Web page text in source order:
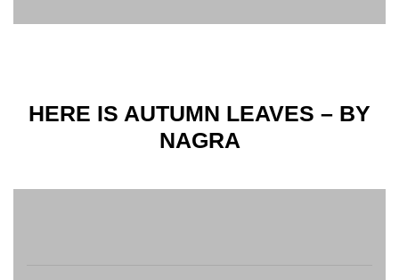
HERE IS AUTUMN LEAVES – BY
NAGRA